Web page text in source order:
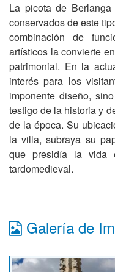
La picota de
conservados de este
combinación de
artísticos la convierte
patrimonial. En la
interés para los
imponente diseño,
testigo de la historia y
de la época. Su
la villa, subraya su
que presidía la vida
tardomedieval.
Galería de